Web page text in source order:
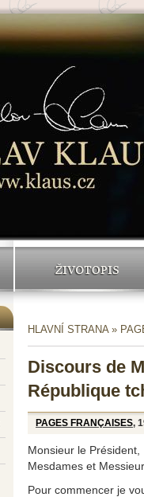
ŽIVOTOPIS
HLAVNÍ STRANA»
Discours de
République
PAGES FRANÇAISES,
Monsieur le Président,
Mesdames et
Pour commencer je